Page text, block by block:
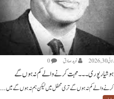
30, 2026 نويد صادق 0
ہوشیارپوری ۔۔۔ محبت کرنے والے کم نہ ہوں گے
والے کم نہ ہوں گے تری محفل میں لیکن ہم نہ ہوں گے میں...